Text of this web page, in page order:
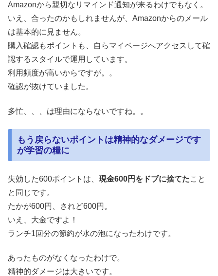
Amazonから親切なリマインド通知が来るわけでもなく。
いえ、合ったのかもしれませんが、Amazonからのメール
は基本的に見ません。
購入確認もポイントも、自らマイページへアクセスして確
認するスタイルで運用しています。
利用頻度が高いからですが。。
確認が抜けていました。
多忙、、、は理由にならないですね。。
もう戻らないポイントは精神的なダメージです
が学習の糧に
失効した600ポイントは、 現金600円をドブに捨てたこと
と同じです。
たかが600円、されど600円。
いえ、大金ですよ！
ランチ1回分の節約が水の泡になったわけです。
あったものがなくなったわけで。
精神的ダメージは大きいです。